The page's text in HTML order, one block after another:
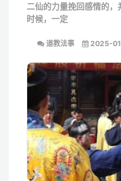
二仙的力量挽回感情的
时候，一定
道教法事 2025-